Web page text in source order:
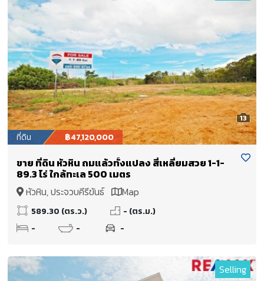
13
ที่ดิน ฿47,120,000
ขาย ที่ดิน หัวหิน ถมแล้วทั้งแปลง สี่เหลี่ยมสวย 1-1-
89.3 ไร่ ใกล้ทะเล 500 เมตร
หัวหิน, ประจวบคีรีขันธ์
Map
589.30 (ตร.ว.)
- (ตร.ม.)
-
- -
Selling